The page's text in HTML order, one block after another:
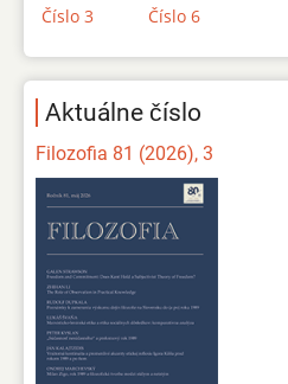
Číslo 3
Číslo 6
Aktuálne číslo
Filozofia 81 (2026), 3